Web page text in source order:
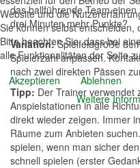
das ballführende Team
drei Minuten mehr Punkte?
Variation:Spielfeldgröße
Spielerzahl anpassen.
nach zwei direkten Pässen
Tipp: Der Trainer verwendet
Anspielstationen in alle
direkt wieder zeigen. Immer
Räume zum Anbieten
spielen, wenn man sicher
schnell spielen (erster
Website und die
Sie können selbst entscheiden,
Bitte beachten Sie, dass bei
alle Funktionalitäten der Seite
Akzeptieren
Ablehnen
Weitere